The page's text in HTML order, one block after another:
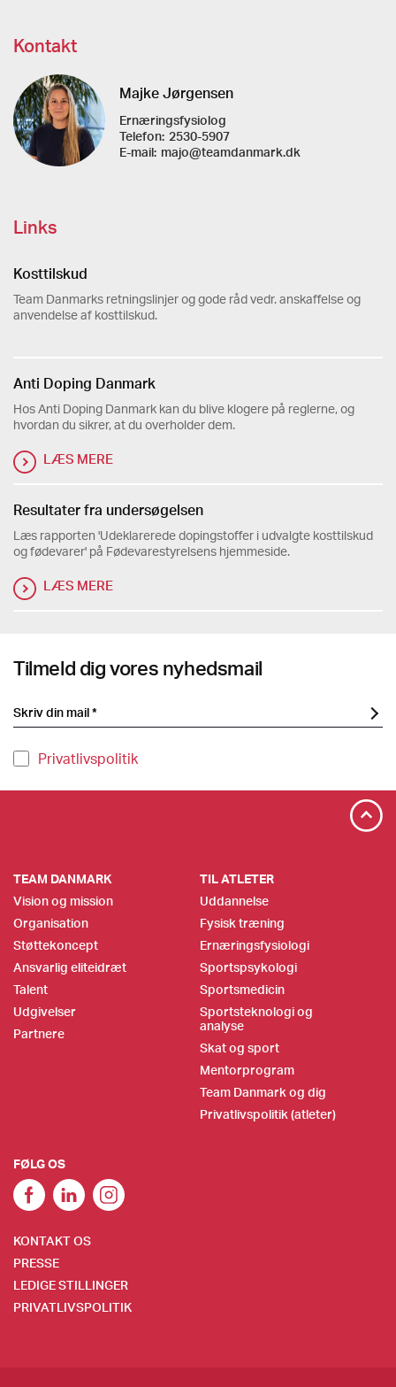
Kontakt
Majke Jørgensen
Ernæringsfysiolog
Telefon: 2530-5907
E-mail: majo@teamdanmark.dk
Links
Kosttilskud
Team Danmarks retningslinjer og gode råd vedr. anskaffelse og
anvendelse af kosttilskud.
Anti Doping Danmark
Hos Anti Doping Danmark kan du blive klogere på reglerne, og
hvordan du sikrer, at du overholder dem.
LÆS MERE
Resultater fra undersøgelsen
Læs rapporten 'Udeklarerede dopingstoffer i udvalgte kosttilskud
og fødevarer' på Fødevarestyrelsens hjemmeside.
LÆS MERE
Tilmeld dig vores nyhedsmail
Privatlivspolitik
TEAM DANMARK
Vision og mission
Organisation
Støttekoncept
Ansvarlig eliteidræt
Talent
Udgivelser
Partnere
TIL ATLETER
Uddannelse
Fysisk træning
Ernæringsfysiologi
Sportspsykologi
Sportsmedicin
Sportsteknologi og
analyse
Skat og sport
Mentorprogram
Team Danmark og dig
Privatlivspolitik (atleter)
FØLG OS
KONTAKT OS
PRESSE
LEDIGE STILLINGER
PRIVATLIVSPOLITIK